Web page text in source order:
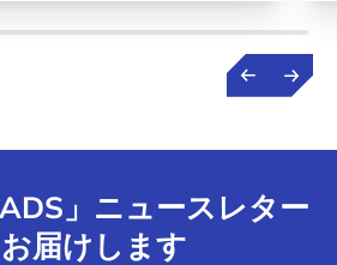
」ニュースレター
届けします